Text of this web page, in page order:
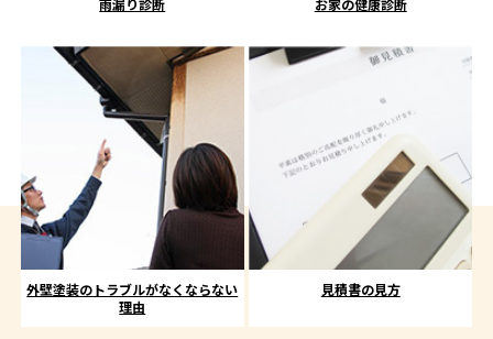
雨漏り診断 お家の健康診断
外壁塗装のトラブルがなくならない
理由
見積書の見方